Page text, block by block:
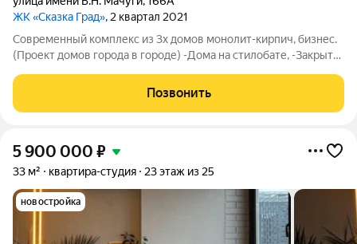
ЖК «Сказка Град», 2 квартал 2021
Современный комплекс из 3х домов монолит-кирпич, бизнес.
(Проект домов города в городе) -Дома на стилобате, -Закрытая
рядом с домом, -Современные детские площадки, -Садики,
школы, поликлиники в
Позвонить
5 900 000 ₽
33 м² квартира-студия 23 этаж из 25
новостройка